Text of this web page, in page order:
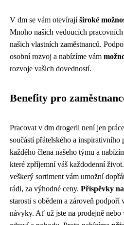
V dm se vám otevírajíširoké
Mnoho našich vedoucích
našich vlastních zaměstnanců.
osobní rozvoj a nabízíme vám
rozvoje vašich dovedností.
Benefity pro
Pracovat v dm drogerii není jen
součástí přátelského a
každého člena našeho týmu a
které zpříjemní váš každodenní život.
veškerý sortiment vám umožní
rádi, za výhodné ceny. Příspěvky
starosti s obědem a zároveň podpoří
návyky. Ať už jste na prodejně nebo